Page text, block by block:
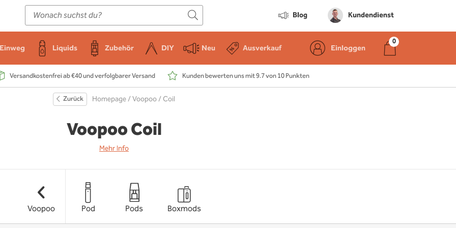
Blog Kundendienst
Einweg Liquids Zubehör DIY Neu Ausverkauf Einloggen
Versandkostenfrei ab €40 und verfolgbarer Versand Kunden bewerten uns mit 9.7 von 10 Punkten
E-Zigarette
Einweg
Liquids
Zubehör
DIY
Zurück Homepage/Voopoo/ Coil
Voopoo Coil
Mehr Info
Voopoo Pod Pods Boxmods